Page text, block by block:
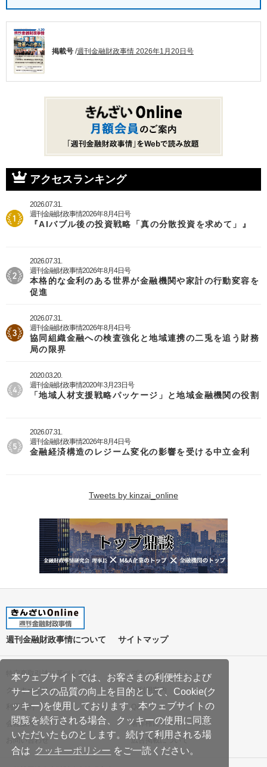
本ウェブサイトでは、お客さまの利便性および
サービスの品質の向上を目的として、Cookie(ク
ッキー)を使用しております。本ウェブサイトの
閲覧を続行される場合、クッキーの使用に同意
いただいたものとします。続けて利用される場
合は クッキーポリシー をご一読ください。
掲載号 /週刊金融財政事情 2026年1月20日号
アクセスランキング
2026.07.31.
週刊金融財政事情2026年8月4日号
『AIバブル後の投資戦略「真の分散投資を求めて」』
2026.07.31.
週刊金融財政事情2026年8月4日号
本格的な金利のある世界が金融機関や家計の行動変容を
促進
2026.07.31.
週刊金融財政事情2026年8月4日号
協同組織金融への検査強化と地域連携の二兎を追う財務
局の限界
2020.03.20.
週刊金融財政事情2020年3月23日号
「地域人材支援戦略パッケージ」と地域金融機関の役割
2026.07.31.
週刊金融財政事情2026年8月4日号
金融経済構造のレジーム変化の影響を受ける中立金利
Tweets by kinzai_online
週刊金融財政事情について サイトマップ
特定商取引法に基づく表記
プライバシーポリシー
クッキーポリシー
ご利用案内
利用規約
Q&A
会社案内
著作権について
お問い合わせ
広告掲載について